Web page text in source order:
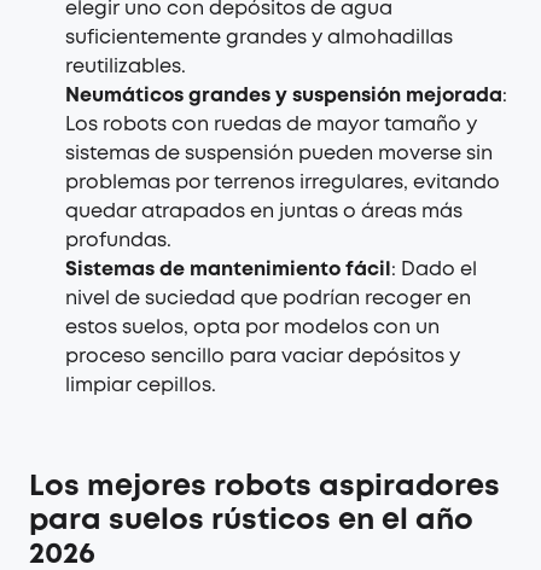
elegir uno con depósitos de agua
suficientemente grandes y almohadillas
reutilizables.
Neumáticos grandes y suspensión mejorada:
Los robots con ruedas de mayor tamaño y
sistemas de suspensión pueden moverse sin
problemas por terrenos irregulares, evitando
quedar atrapados en juntas o áreas más
profundas.
Sistemas de mantenimiento fácil : Dado el
nivel de suciedad que podrían recoger en
estos suelos, opta por modelos con un
proceso sencillo para vaciar depósitos y
limpiar cepillos.
Los mejores robots aspiradores
para suelos rústicos en el año
2026